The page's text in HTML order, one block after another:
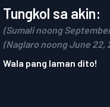
Tungkol sa akin:
(Sumali noong
(Naglaro noong June 22,
Wala pang laman dito!